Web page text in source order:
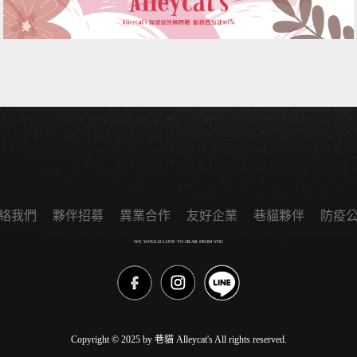
我們 夥伴招募 異業合作 友好企業 巷貓夥伴 防疫
WE WOULD LOVE TO HEAR FROM YOU
Copyright © 2025 by 巷貓 Alleycat's All rights reserved.